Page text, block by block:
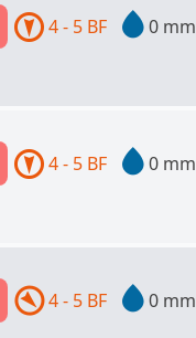
4 - 5 BF 0 mm
4 - 5 BF 0 mm
4 - 5 BF 0 mm